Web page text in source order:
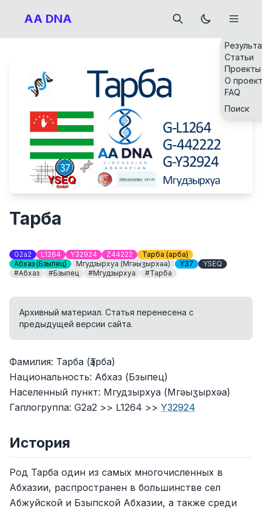
AA DNA
Статьи
Проекты
О
FAQ
Поиск
Тарба
G2a2 L1264 Y32924 Z44222
Тарба (Ҭарба)
Абхаз (Бзыпец)
Мгудзырхуа (Мгәыӡырхәа) Y37
YSEQ
#Абхаз
#Бзыпец #Мгудзырхуа #Тарба
Архивный материал. Статья перенесена с
предыдущей версии сайта.
Фамилия: Тарба (Ҭарба)
Национальность: Абхаз (Бзыпец)
Населенный пункт: Мгудзырхуа (Мгәыӡырхәа)
Гаплогруппа: G2a2 >> L1264 >> Y32924
История
Род Тарба один из самых многочисленных в
Абхазии, распространен в большинстве сел
Абжуйской и Бзыпской Абхазии, а также среди